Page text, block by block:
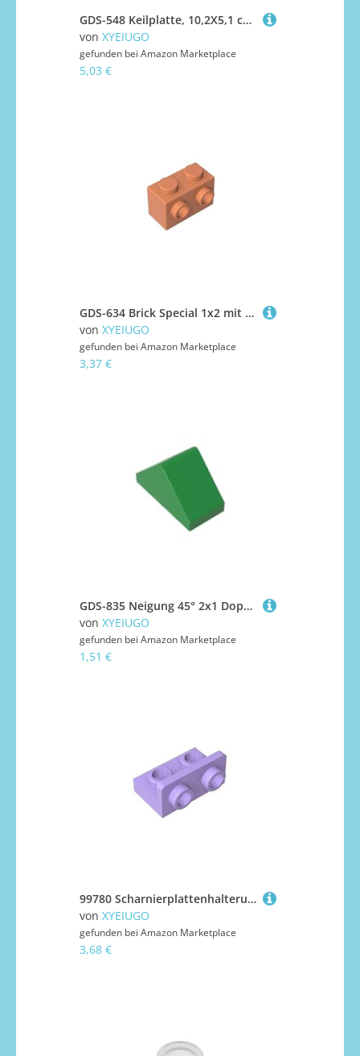
GDS-548 Keilplatte, 10,2X5,1 cm, Links, 50 Stück, kompatibel mit Lego 41770 DIY-Teilen und MOC-Komponenten für große Ziegelmarken, Farbe:Kaffeebraun 38
von XYEIUGO
gefunden bei Amazon Marketplace
5,03 €
GDS-634 Brick Special 1x2 mit 2 Nieten auf Einer Seite, 50 Stück, kompatibel mit Lego 11211 6015344, DIY-Teile und MOC-Komponenten für große Ziegelmarken, Farbe:Mittelhautfarben
von XYEIUGO
gefunden bei Amazon Marketplace
3,37 €
GDS-835 Neigung 45° 2x1 Doppel mit eiförmigem Bodenstift,10 Stück,kompatibel mit Lego 3044 4226221 4157124,DIY-Teile und MOC-Komponenten für große Ziegelmarken,Farbe:Grün 28
von XYEIUGO
gefunden bei Amazon Marketplace
1,51 €
99780 Scharnierplattenhalterung, 1x2-1x2, umgekehrt, 50 Stück, GDS-643, kompatibel mit Lego Bausteinen, Farbe:Helllila 325
von XYEIUGO
gefunden bei Amazon Marketplace
3,68 €